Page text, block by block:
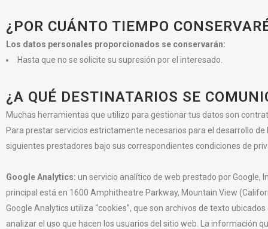
¿POR CUÁNTO TIEMPO
Los datos personales proporcionados se conservarán:
Hasta que no se solicite su supresión por el interesado.
¿A QUÉ DESTINATARIOS SE
Muchas herramientas que utilizo para gestionar tus datos son
Para prestar servicios estrictamente necesarios para el desarrollo
siguientes prestadores bajo sus correspondientes condiciones de
Google Analytics: un servicio analítico de web prestado por Google,
principal está en 1600 Amphitheatre Parkway, Mountain View
Google Analytics utiliza “cookies”, que son archivos de texto
analizar el uso que hacen los usuarios del sitio web. La información